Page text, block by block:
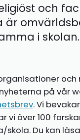
och
är
i skolan.
och
på vår
. Vi
vi över 100
Du kan